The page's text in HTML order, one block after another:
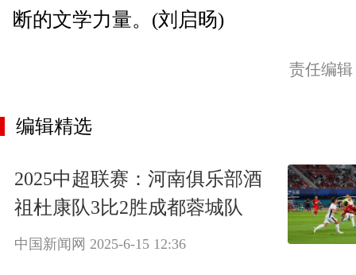
断的文学力量。(刘启旸)
责任编
编辑精选
2025中超联赛：河南俱乐部酒
祖杜康队3比2胜成都蓉城队
中国新闻网 2025-6-15 12:36